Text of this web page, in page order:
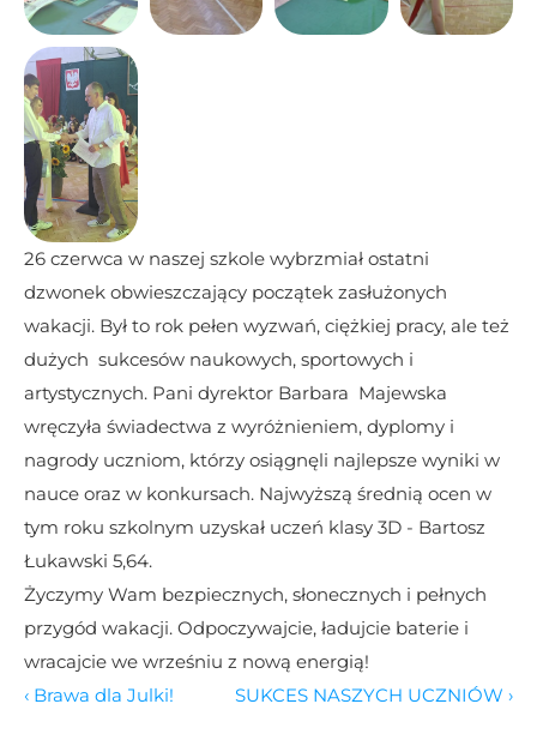
26 czerwca w naszej szkole wybrzmiał ostatni
dzwonek obwieszczający początek zasłużonych
wakacji. Był to rok pełen wyzwań, ciężkiej pracy, ale też
dużych  sukcesów naukowych, sportowych i
artystycznych. Pani dyrektor Barbara  Majewska
wręczyła świadectwa z wyróżnieniem, dyplomy i
nagrody uczniom, którzy osiągnęli najlepsze wyniki w
nauce oraz w konkursach. Najwyższą średnią ocen w
tym roku szkolnym uzyskał uczeń klasy 3D - Bartosz
Łukawski 5,64.
Życzymy Wam bezpiecznych, słonecznych i pełnych
przygód wakacji. Odpoczywajcie, ładujcie baterie i
wracajcie we wrześniu z nową energią!
‹ Brawa dla Julki!
SUKCES NASZYCH UCZNIÓW ›